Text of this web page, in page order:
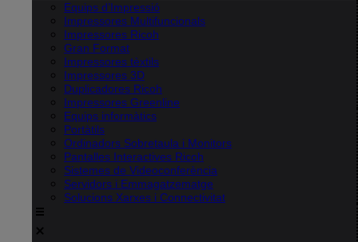
Equips d’Impressió
Impressores Multifuncionals
Impressores Ricoh
Gran Format
Impressores tèxtils
Impressores 3D
Duplicadores Ricoh
Impressores Greenline
Equips informàtics
Portàtils
Ordinadors Sobretaula i Monitors
Pantalles Interactives Ricoh
Sistemes de Videoconferència
Servidors i Emmagatzematge
Solucions Xarxes i Connectivitat